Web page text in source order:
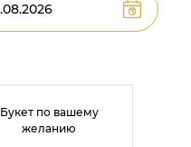
Букет по вашему
желанию